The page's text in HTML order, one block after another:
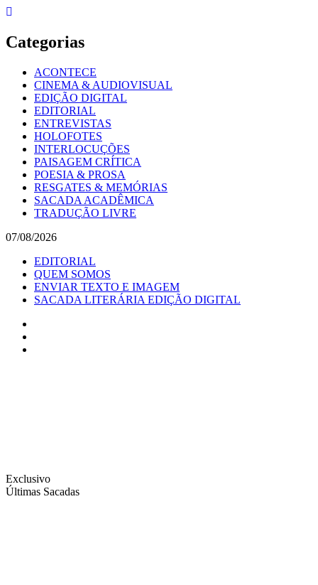
Skip
content
Categorias
ACONTECE
CINEMA & AUDIOVISUAL
EDIÇÃO DIGITAL
EDITORIAL
ENTREVISTAS
HOLOFOTES
INTERLOCUÇÕES
PAISAGEM CRÍTICA
POESIA & PROSA
RESGATES & MEMÓRIAS
SACADA ACADÊMICA
TRADUÇÃO LIVRE
07/08/2026
EDITORIAL
QUEM SOMOS
ENVIAR TEXTO E IMAGEM
SACADA LITERÁRIA EDIÇÃO DIGITAL
Exclusivo
Últimas Sacadas